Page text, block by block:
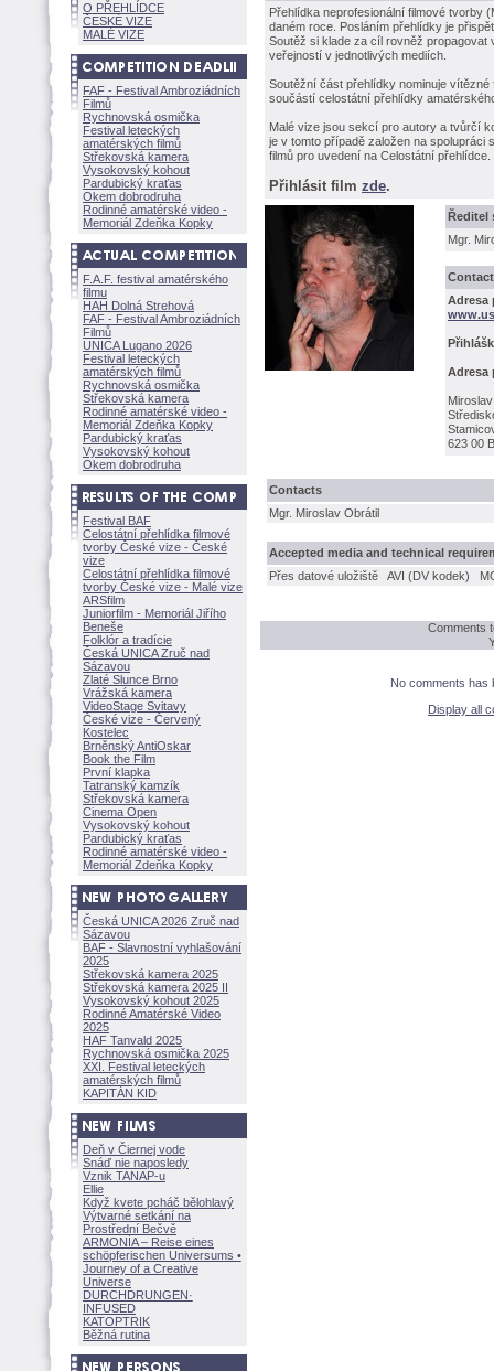
O PŘEHLÍDCE
ČESKÉ VIZE
MALÉ VIZE
FAF - Festival Ambroziádních
Filmů
Rychnovská osmička
Festival leteckých
amatérských filmů
Střekovská kamera
Vysokovský kohout
Pardubický kraťas
Okem dobrodruha
Rodinné amatérské video -
Memoriál Zdeňka Kopky
F.A.F. festival amatérského
filmu
HAH Dolná Strehov
FAF - Festival Ambroziádních
Filmů
UNICA Lugano 2026
Festival leteckých
amatérských filmů
Rychnovská osmička
Střekovská kamera
Rodinné amatérské video -
Memoriál Zdeňka Kopky
Pardubický kraťas
Vysokovský kohout
Okem dobrodruha
Festival BAF
Celostátní přehlídka filmové
tvorby České vize - České
vize
Celostátní přehlídka filmové
tvorby České vize - Malé vize
ARSfilm
Juniorfilm - Memoriál Jiřího
Beneše
Folklór a tradície
Česká UNICA Zruč nad
Sázavou
Zlaté Slunce Brno
Vrážská kamera
VideoStage Svitavy
České vize - Červený
Kostelec
Brněnský AntiOskar
Book the Film
První klapka
Tatranský kamzík
Střekovská kamera
Cinema Open
Vysokovský kohout
Pardubický kraťas
Rodinné amatérské video -
Memoriál Zdeňka Kopky
Česká UNICA 2026 Zruč nad
Sázavou
BAF - Slavnostní vyhlašování
2025
Střekovská kamera 2025
Střekovská kamera 2025 II
Vysokovský kohout 2025
Rodinné Amatérské Video
2025
HAF Tanvald 2025
Rychnovská osmička 2025
XXI. Festival leteckých
amatérských filmů
KAPITÁN KID
Deň v Čiernej vode
Snáď nie naposledy
Vznik TANAP-u
Ellie
Když kvete pcháč bělohlavý
Výtvarné setkání na
Prostřední Bečvě
ARMONÍA – Reise eines
schöpferischen Universums •
Journey of a Creative
Universe
DURCHDRUNGEN·
INFUSED
KATOPTRIK
Běžná rutina
Přehlídka neprofesionální filmové tvorby
daném roce. Posláním přehlídky je
Soutěž si klade za cíl rovněž propagovat
veřejností v jednotlivých mediích.
Soutěžní část přehlídky nominuje
součástí celostátní přehlídky
Malé vize jsou sekcí pro autory a tvůrčí
je v tomto případě založen na spolupráci
filmů pro uvedení na Celostátní přehlídce.
Přihlásit film zde.
Ředitel
Mgr.
Adresa
Adresa
623 00
Contacts
Mgr. Miroslav Obrátil
Accepted media and technical
Přes datové uložiště
AVI (DV kodek)
Comments
No comments has
Display all